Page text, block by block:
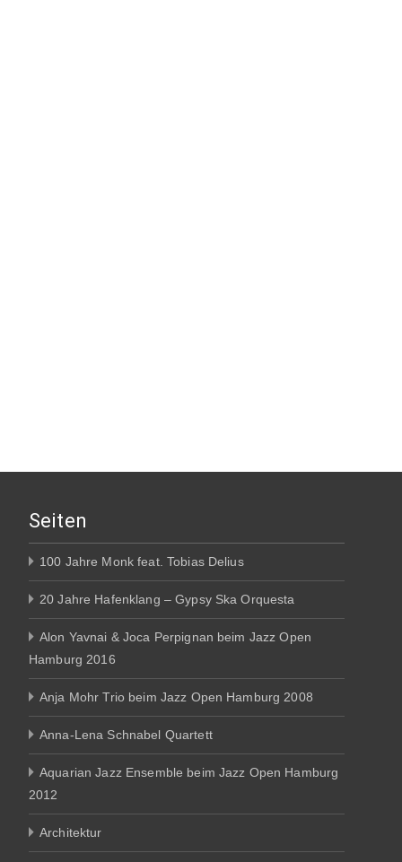
Seiten
100 Jahre Monk feat. Tobias Delius
20 Jahre Hafenklang – Gypsy Ska Orquesta
Alon Yavnai & Joca Perpignan beim Jazz Open
Hamburg 2016
Anja Mohr Trio beim Jazz Open Hamburg 2008
Anna-Lena Schnabel Quartett
Aquarian Jazz Ensemble beim Jazz Open Hamburg
2012
Architektur